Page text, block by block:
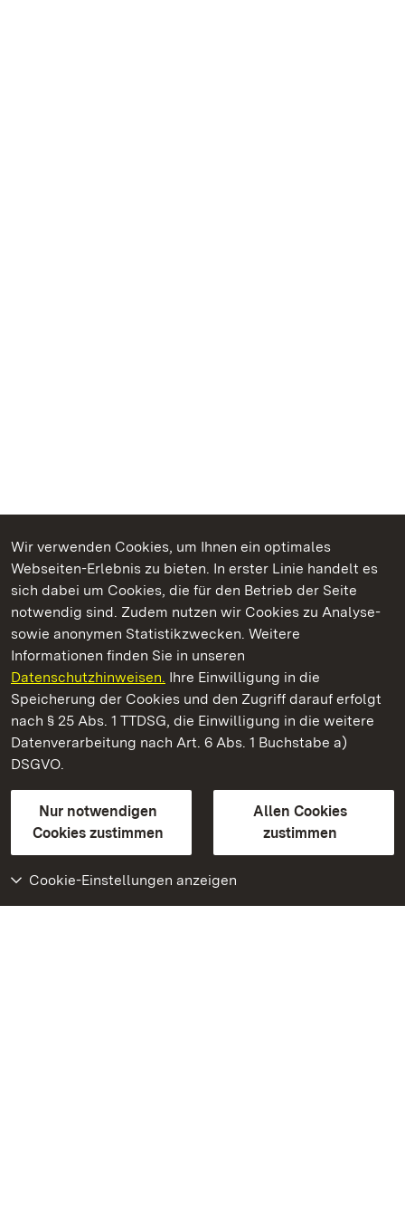
Wir verwenden Cookies, um Ihnen ein optimales
Webseiten-Erlebnis zu bieten. In erster Linie handelt es
sich dabei um Cookies, die für den Betrieb der Seite
notwendig sind. Zudem nutzen wir Cookies zu Analyse-
sowie anonymen Statistikzwecken. Weitere
Informationen finden Sie in unseren
Datenschutzhinweisen. Ihre Einwilligung in die
Speicherung der Cookies und den Zugriff darauf erfolgt
nach § 25 Abs. 1 TTDSG, die Einwilligung in die weitere
Datenverarbeitung nach Art. 6 Abs. 1 Buchstabe a)
DSGVO.
Nur notwendigen
Cookies zustimmen
Allen Cookies
zustimmen
Cookie-Einstellungen anzeigen
Kommen. Staunen. Genießen.
Burgruine Hohenstaufen
Staatliche Schlösser und Gärten Baden-Württemberg
Kontakt
GebärdenspracheLeichte Sprache
Erklärung zur Barrierefreiheit
BITV-konform (geprüfte Seiten)
Weiteres